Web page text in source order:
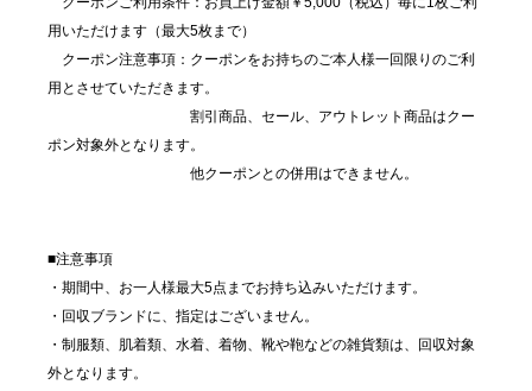
用いただけます（最大5枚まで）
クーポン注意事項：クーポンをお持ちのご本人様一回限りのご利
用とさせていただきます。
割引商品、セール、アウトレット商品はクー
ポン対象外となります。
他クーポンとの併用はできません。
■注意事項
・期間中、お一人様最大5点までお持ち込みいただけます。
・回収ブランドに、指定はございません。
・制服類、肌着類、水着、着物、靴や鞄などの雑貨類は、回収対象
外となります。